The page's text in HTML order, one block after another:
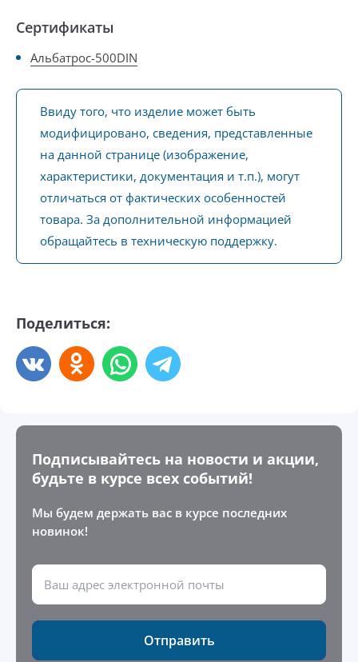
Сертификаты
Альбатрос-500DIN
Ввиду того, что изделие может быть
модифицировано, сведения, представленные
на данной странице (изображение,
характеристики, документация и т.п.), могут
отличаться от фактических особенностей
товара. За дополнительной информацией
обращайтесь в техническую поддержку.
Поделиться:
Подписывайтесь на новости и акции,
будьте в курсе всех событий!
Мы будем держать вас в курсе последних
новинок!
Отправить